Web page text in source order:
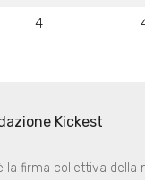
4
Kickest
la firma collettiva della